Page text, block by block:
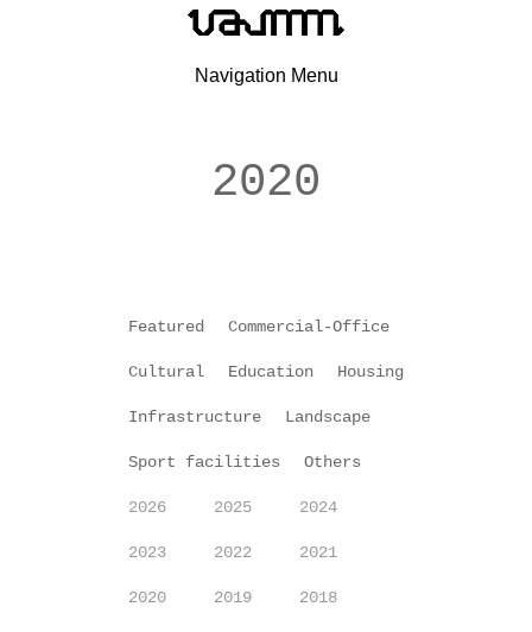
Navigation Menu
2020
Featured Commercial-Office
Cultural Education Housing
Infrastructure Landscape
Sport facilities Others
2026 2025 2024
2023 2022 2021
2020 2019 2018